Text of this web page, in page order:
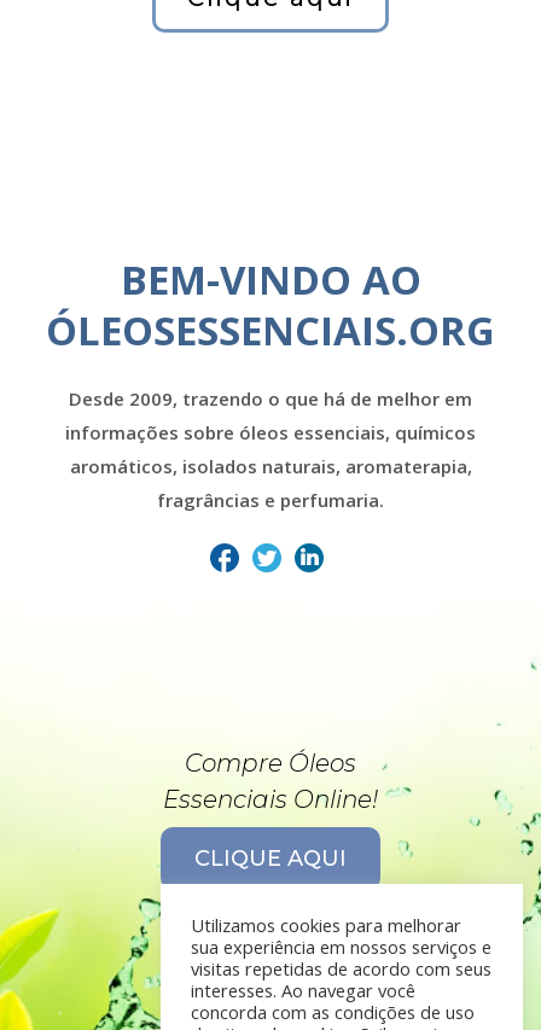
BEM-VINDO AO
ÓLEOSESSENCIAIS.ORG
Desde 2009, trazendo o que há de melhor em
informações sobre óleos essenciais, químicos
aromáticos, isolados naturais, aromaterapia,
fragrâncias e perfumaria.
Compre Óleos
Essenciais Online!
CLIQUE AQUI
Utilizamos cookies para melhorar
sua experiência em nossos serviços e
visitas repetidas de acordo com seus
interesses. Ao navegar você
concorda com as condições de uso